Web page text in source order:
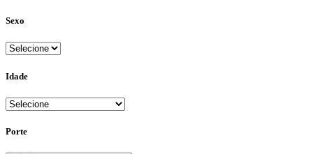
Sexo
Idade
Porte